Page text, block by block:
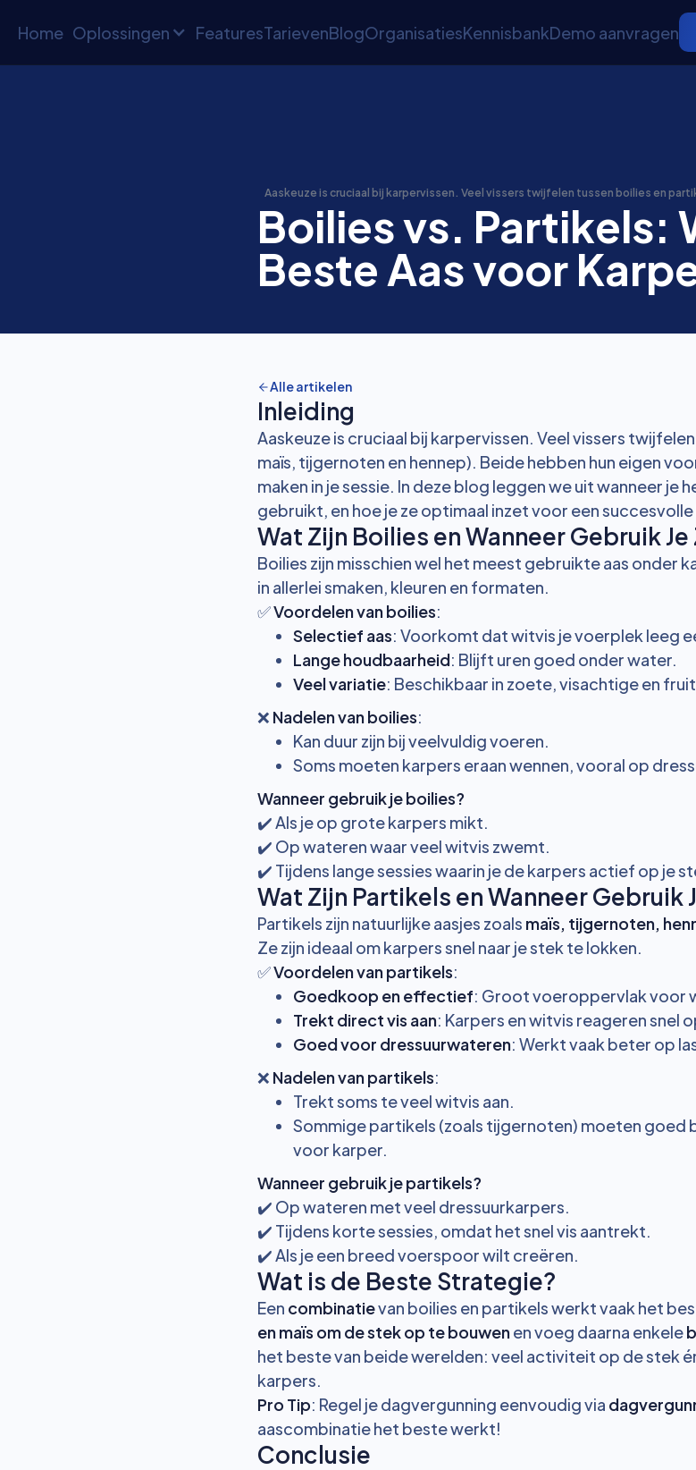
Home Oplossingen FeaturesTarievenBlogOrganisatiesKennisbankDemo aanvragen
Aaskeuze is cruciaal bij karpervissen. Veel vissers twijfelen tussen boilies en
Boilies vs. Partikels:
Beste Aas voor
Alle artikelen
Inleiding
Aaskeuze is cruciaal bij karpervissen. Veel vissers
maïs, tijgernoten en hennep). Beide hebben hun eigen
maken in je sessie. In deze blog leggen we uit wanneer je
gebruikt, en hoe je ze optimaal inzet voor een
Wat Zijn Boilies en Wanneer Gebruik Je
Boilies zijn misschien wel het meest gebruikte aas onder
in allerlei smaken, kleuren en formaten.
✅Voordelen van boilies:
Selectief aas: Voorkomt dat witvis je voerplek leeg
Lange houdbaarheid: Blijft uren goed onder water.
Veel variatie: Beschikbaar in zoete, visachtige en
❌ Nadelen van boilies:
Kan duur zijn bij veelvuldig voeren.
Soms moeten karpers eraan wennen, vooral op
Wanneer gebruik je boilies?
✔️ Als je op grote karpers mikt.
✔️ Op wateren waar veel witvis zwemt.
✔️ Tijdens lange sessies waarin je de karpers actief op je
Wat Zijn Partikels en Wanneer Gebruik
Partikels zijn natuurlijke aasjes zoals maïs, tijgernoten,
Ze zijn ideaal om karpers snel naar je stek te lokken.
✅Voordelen van partikels:
Goedkoop en effectief: Groot voeroppervlak voor
Trekt direct vis aan: Karpers en witvis reageren snel
Goed voor dressuurwateren: Werkt vaak beter op
❌ Nadelen van partikels:
Trekt soms te veel witvis aan.
Sommige partikels (zoals tijgernoten) moeten goed
voor karper.
Wanneer gebruik je partikels?
✔️ Op wateren met veel dressuurkarpers.
✔️ Tijdens korte sessies, omdat het snel vis aantrekt.
✔️ Als je een breed voerspoor wilt creëren.
Wat is de Beste Strategie?
Een combinatievan boilies en partikels werkt vaak het
en maïs om de stek op te bouwenen voeg daarna enkele
het beste van beide werelden: veel activiteit op de stek
karpers.
Pro Tip: Regel je dagvergunning eenvoudig via
aascombinatie het beste werkt!
Conclusie